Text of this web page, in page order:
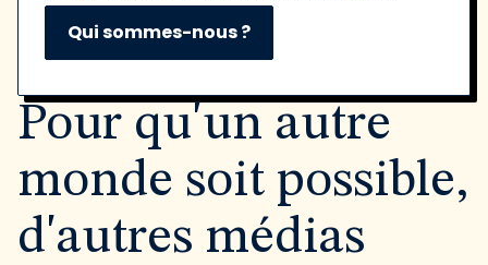
Qui sommes-nous ?
Pour qu'un autre
monde soit possible,
d'autres médias